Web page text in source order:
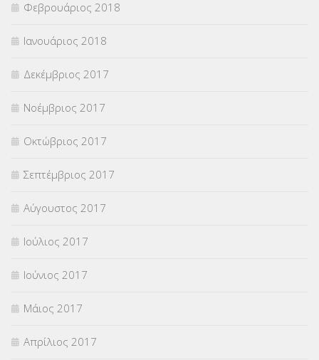
Φεβρουάριος 2018
Ιανουάριος 2018
Δεκέμβριος 2017
Νοέμβριος 2017
Οκτώβριος 2017
Σεπτέμβριος 2017
Αύγουστος 2017
Ιούλιος 2017
Ιούνιος 2017
Μάιος 2017
Απρίλιος 2017